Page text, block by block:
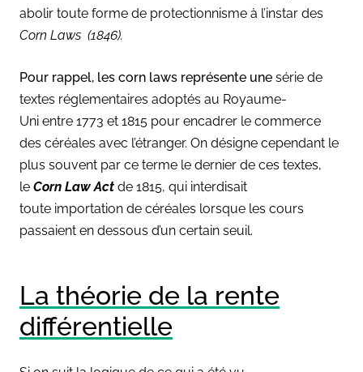
abolir toute forme de protectionnisme à l’instar des
Corn Laws (1846).
Pour rappel, les corn laws représente une série de
textes réglementaires adoptés au Royaume-
Uni entre 1773 et 1815 pour encadrer le commerce
des céréales avec l’étranger. On désigne cependant le
plus souvent par ce terme le dernier de ces textes,
le Corn Law Act de 1815, qui interdisait
toute importation de céréales lorsque les cours
passaient en dessous d’un certain seuil.
La théorie de la rente
différentielle